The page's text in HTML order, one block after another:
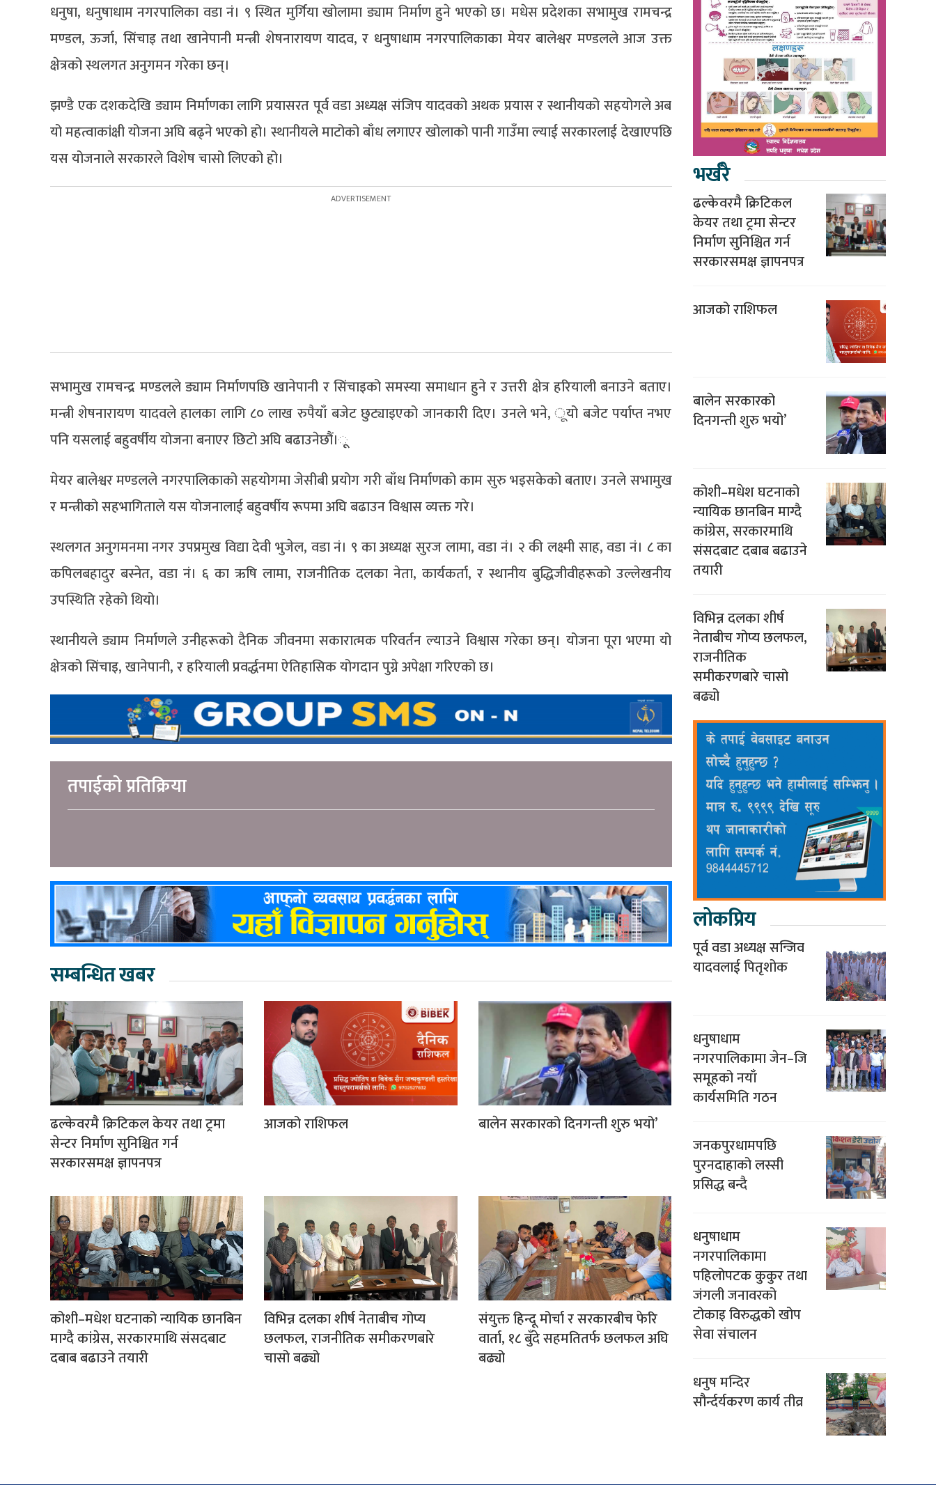
धनुषा, धनुषाधाम नगरपालिका वडा नं। ९ स्थित मुर्गिया खोलामा ड्याम निर्माण हुने भएको छ। मधेस प्रदेशका सभामुख रामचन्द्र
मण्डल, ऊर्जा, सिंचाइ तथा खानेपानी मन्त्री शेषनारायण यादव, र धनुषाधाम नगरपालिकाका मेयर बालेश्वर मण्डलले आज उक्त
क्षेत्रको स्थलगत अनुगमन गरेका छन्।
झण्डै एक दशकदेखि ड्याम निर्माणका लागि प्रयासरत पूर्व वडा अध्यक्ष संजिप यादवको अथक प्रयास र स्थानीयको सहयोगले अब
यो महत्वाकांक्षी योजना अघि बढ्ने भएको हो। स्थानीयले माटोको बाँध लगाएर खोलाको पानी गाउँमा ल्याई सरकारलाई देखाएपछि
यस योजनाले सरकारले विशेष चासो लिएको हो।
सभामुख रामचन्द्र मण्डलले ड्याम निर्माणपछि खानेपानी र सिंचाइको समस्या समाधान हुने र उत्तरी क्षेत्र हरियाली बनाउने बताए।
मन्त्री शेषनारायण यादवले हालका लागि ८० लाख रुपैयाँ बजेट छुट्याइएको जानकारी दिए। उनले भने, ूयो बजेट पर्याप्त नभए
पनि यसलाई बहुवर्षीय योजना बनाएर छिटो अघि बढाउनेछौं।ू
मेयर बालेश्वर मण्डलले नगरपालिकाको सहयोगमा जेसीबी प्रयोग गरी बाँध निर्माणको काम सुरु भइसकेको बताए। उनले सभामुख
र मन्त्रीको सहभागिताले यस योजनालाई बहुवर्षीय रूपमा अघि बढाउन विश्वास व्यक्त गरे।
स्थलगत अनुगमनमा नगर उपप्रमुख विद्या देवी भुजेल, वडा नं। ९ का अध्यक्ष सुरज लामा, वडा नं। २ की लक्ष्मी साह, वडा नं। ८ का
कपिलबहादुर बस्नेत, वडा नं। ६ का ऋषि लामा, राजनीतिक दलका नेता, कार्यकर्ता, र स्थानीय बुद्धिजीवीहरूको उल्लेखनीय
उपस्थिति रहेको थियो।
स्थानीयले ड्याम निर्माणले उनीहरूको दैनिक जीवनमा सकारात्मक परिवर्तन ल्याउने विश्वास गरेका छन्। योजना पूरा भएमा यो
क्षेत्रको सिंचाइ, खानेपानी, र हरियाली प्रवर्द्धनमा ऐतिहासिक योगदान पुग्ने अपेक्षा गरिएको छ।
तपाईको प्रतिक्रिया
सम्बन्धित खबर
ढल्केवरमै क्रिटिकल केयर तथा ट्रमा
सेन्टर निर्माण सुनिश्चित गर्न
सरकारसमक्ष ज्ञापनपत्र
आजको राशिफल बालेन सरकारको दिनगन्ती शुरु भयो’
कोशी–मधेश घटनाको न्यायिक छानबिन
माग्दै कांग्रेस, सरकारमाथि संसदबाट
दबाब बढाउने तयारी
विभिन्न दलका शीर्ष नेताबीच गोप्य
छलफल, राजनीतिक समीकरणबारे
चासो बढ्यो
संयुक्त हिन्दू मोर्चा र सरकारबीच फेरि
वार्ता, १८ बुँदे सहमतितर्फ छलफल अघि
बढ्यो
भर्खरै
ढल्केवरमै क्रिटिकल
केयर तथा ट्रमा सेन्टर
निर्माण सुनिश्चित गर्न
सरकारसमक्ष ज्ञापनपत्र
आजको राशिफल
बालेन सरकारको
दिनगन्ती शुरु भयो’
कोशी–मधेश घटनाको
न्यायिक छानबिन माग्दै
कांग्रेस, सरकारमाथि
संसदबाट दबाब बढाउने
तयारी
विभिन्न दलका शीर्ष
नेताबीच गोप्य छलफल,
राजनीतिक
समीकरणबारे चासो
बढ्यो
लोकप्रिय
पूर्व वडा अध्यक्ष सन्जिव
यादवलाई पितृशोक
धनुषाधाम
नगरपालिकामा जेन–जि
समूहको नयाँ
कार्यसमिति गठन
जनकपुरधामपछि
पुरनदाहाको लस्सी
प्रसिद्ध बन्दै
धनुषाधाम
नगरपालिकामा
पहिलोपटक कुकुर तथा
जंगली जनावरको
टोकाइ विरुद्धको खोप
सेवा संचालन
धनुष मन्दिर
सौर्न्दर्यकरण कार्य तीव्र